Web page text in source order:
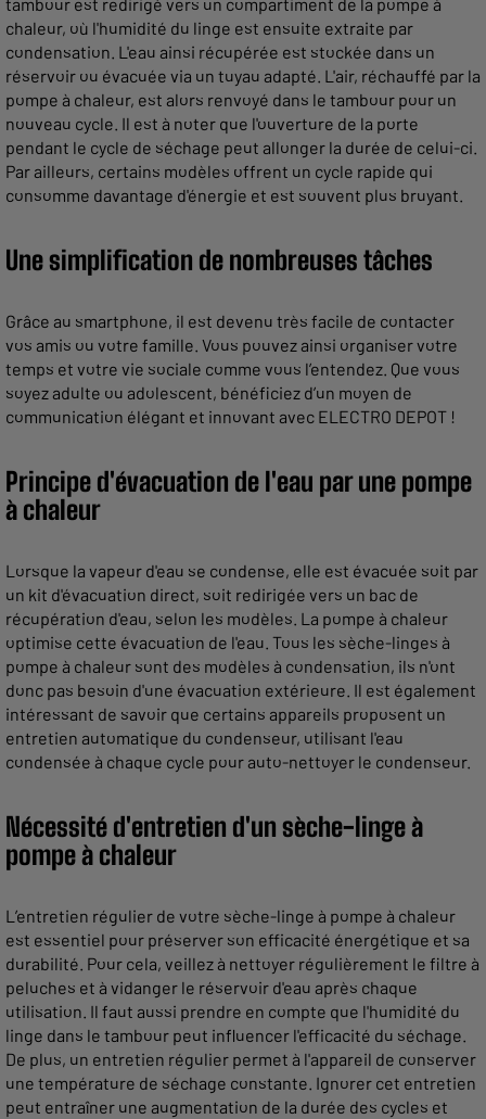
tambour est redirigé vers un compartiment de la pompe à
chaleur, où l'humidité du linge est ensuite extraite par
condensation. L'eau ainsi récupérée est stockée dans un
réservoir ou évacuée via un tuyau adapté. L'air, réchauffé par la
pompe à chaleur, est alors renvoyé dans le tambour pour un
nouveau cycle. Il est à noter que l'ouverture de la porte
pendant le cycle de séchage peut allonger la durée de celui-ci.
Par ailleurs, certains modèles offrent un cycle rapide qui
consomme davantage d'énergie et est souvent plus bruyant.
Une simplification de nombreuses tâches
Grâce au smartphone, il est devenu très facile de contacter
vos amis ou votre famille. Vous pouvez ainsi organiser votre
temps et votre vie sociale comme vous l’entendez. Que vous
soyez adulte ou adolescent, bénéficiez d’un moyen de
communication élégant et innovant avec ELECTRO DEPOT !
Principe d'évacuation de l'eau par une pompe
à chaleur
Lorsque la vapeur d'eau se condense, elle est évacuée soit par
un kit d'évacuation direct, soit redirigée vers un bac de
récupération d'eau, selon les modèles. La pompe à chaleur
optimise cette évacuation de l'eau. Tous les sèche-linges à
pompe à chaleur sont des modèles à condensation, ils n'ont
donc pas besoin d'une évacuation extérieure. Il est également
intéressant de savoir que certains appareils proposent un
entretien automatique du condenseur, utilisant l'eau
condensée à chaque cycle pour auto-nettoyer le condenseur.
Nécessité d'entretien d'un sèche-linge à
pompe à chaleur
L’entretien régulier de votre sèche-linge à pompe à chaleur
est essentiel pour préserver son efficacité énergétique et sa
durabilité. Pour cela, veillez à nettoyer régulièrement le filtre à
peluches et à vidanger le réservoir d'eau après chaque
utilisation. Il faut aussi prendre en compte que l'humidité du
linge dans le tambour peut influencer l'efficacité du séchage.
De plus, un entretien régulier permet à l'appareil de conserver
une température de séchage constante. Ignorer cet entretien
peut entraîner une augmentation de la durée des cycles et